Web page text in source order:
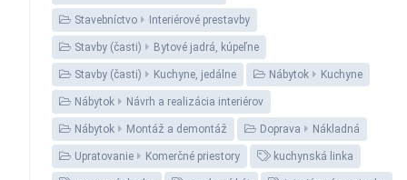
Stavebníctvo Interiérové prestavby
Stavby (časti) Bytové jadrá, kúpeľne
Stavby (časti) Kuchyne, jedálne Nábytok Kuchyne
Nábytok Návrh a realizácia interiérov
Nábytok Montáž a demontáž Doprava Nákladná
Upratovanie Komerčné priestory kuchynská linka